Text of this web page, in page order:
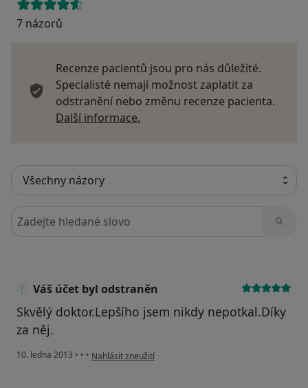
7 názorů
Recenze pacientů jsou pro nás důležité.
Specialisté nemají možnost zaplatit za
odstranění nebo změnu recenze pacienta.
Další informace.
Hledejte v názorech
Váš účet byl odstraněn
Skvělý doktor.Lepšího jsem nikdy nepotkal.Díky
za něj.
10. ledna 2013 • • • podle názoru uživatele Váš účet byl odstraněn
Nahlásit zneužití